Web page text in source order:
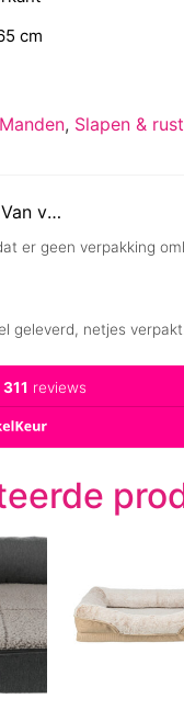
cm
Manden, Slapen & rust